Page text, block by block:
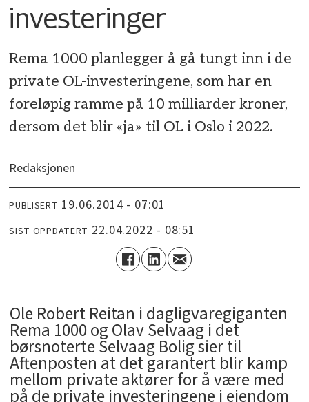
investeringer
Rema 1000 planlegger å gå tungt inn i de
private OL-investeringene, som har en
foreløpig ramme på 10 milliarder kroner,
dersom det blir «ja» til OL i Oslo i 2022.
Redaksjonen
PUBLISERT 19.06.2014 - 07:01
SIST OPPDATERT 22.04.2022 - 08:51
Ole Robert Reitan i dagligvaregiganten
Rema 1000 og Olav Selvaag i det
børsnoterte Selvaag Bolig sier til
Aftenposten at det garantert blir kamp
mellom private aktører for å være med
på de private investeringene i eiendom